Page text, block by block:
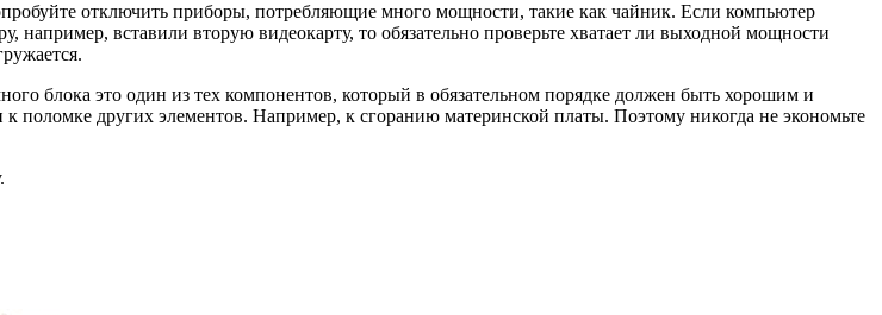
отключить приборы, потребляющие много мощности, такие как чайник. Если компьютер
вставили вторую видеокарту, то обязательно проверьте хватает ли выходной мощности
блока это один из тех компонентов, который в обязательном порядке должен быть хорошим и
других элементов. Например, к сгоранию материнской платы. Поэтому никогда не экономьте